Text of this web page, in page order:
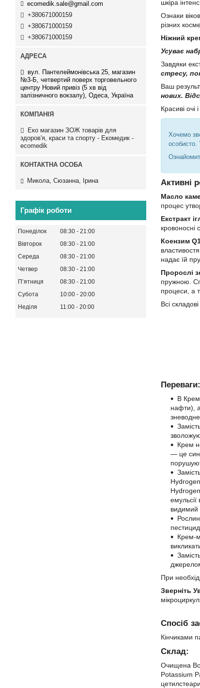
шкіра
Ознаки
різних
Ніжний
Усуває
Завдяки
стресу,
Ваш
нових.
Красиві
Хочемо
особисто.
Активні
Масло
процес
Екстракт
кровоносні
Коензим
надає їй
Пророслі
пружною.
процеси, а
Всі
Переваги:
В
нафти),
Крем
— це
видимий
Крем-
При
Зверніть
Спосіб
Кінчиками
Склад:
Очищена
Potassium
ecomedik.sale@gmail.com
+380671000159
+380671000159
+380671000159
вул. Пантелеймонівська 25, магазин
№3-Б, четвертий поверх торговельного
центру Новий привіз (5 хв від
залізничного вокзалу), Одеса, Україна
Еко магазин ЗОЖ товарів для
здоров'я, краси та спорту - Екомедик -
ecomedik
Микола, Сюзанна, Ірина
Графік роботи
Понеділок 08:30
21:00
Вівторок
08:30
21:00
Середа
08:30
21:00
Четвер
08:30
21:00
Пʼятниця
08:30
21:00
Субота
10:00
20:00
Неділя
11:00 20:00